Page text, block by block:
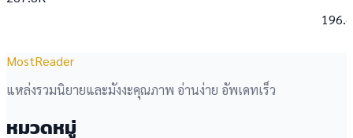
MostReader
แหล่งรวมนิยายและมังงะคุณภาพ อ่านง่าย อัพเดทเร็ว
หมวดหมู่